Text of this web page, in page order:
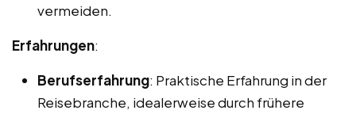
vermeiden.
Erfahrungen:
Berufserfahrung: Praktische Erfahrung in der
Reisebranche, idealerweise durch frühere